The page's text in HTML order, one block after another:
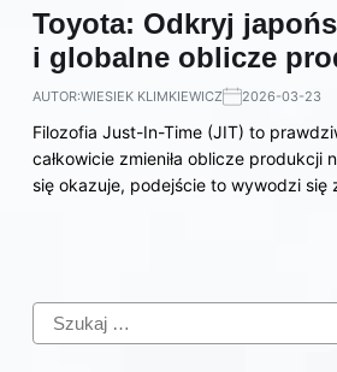
Toyota: Odkryj
i globalne oblicze
AUTOR:WIESIEK KLIMKIEWICZ 2026-03-23
Filozofia Just-In-Time (JIT) to
całkowicie zmieniła oblicze produkcji
się okazuje, podejście to wywodzi się